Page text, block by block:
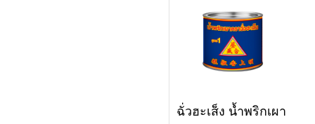
ฉั่วฮะเส็ง น้ำพริกเผา